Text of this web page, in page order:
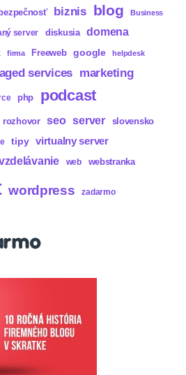
bezpečnosť biznis blog Business
server diskusia domena
firma Freeweb google helpdesk
services marketing
php podcast
rozhovor seo server slovensko
tipy virtualny server
web webstranka
wordpress zadarmo